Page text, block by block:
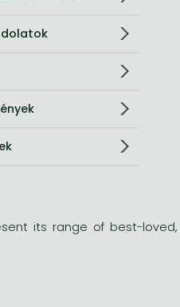
its range of best-loved,